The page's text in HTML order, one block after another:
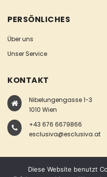
PERSÖNLICHES
Über uns
Unser Service
KONTAKT
Nibelungengasse 1-3
1010 Wien
+43 676 6679866
esclusiva@esclusiva.at
Diese Website benutzt